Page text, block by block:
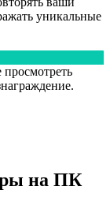
уникальные
на ПК